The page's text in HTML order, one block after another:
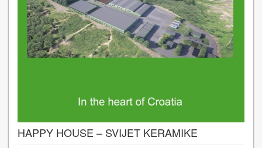
HAPPY HOUSE – SVIJET KERAMIKE